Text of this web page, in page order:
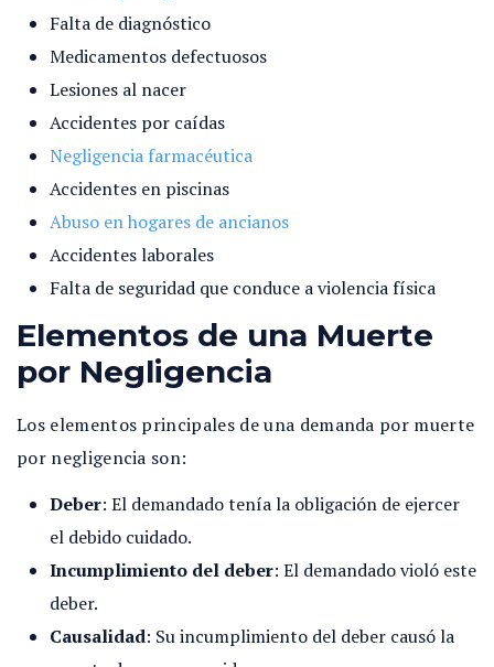
Falta de diagnóstico
Medicamentos defectuosos
Lesiones al nacer
Accidentes por caídas
Negligencia farmacéutica
Accidentes en piscinas
Abuso en hogares de ancianos
Accidentes laborales
Falta de seguridad que conduce a violencia física
Elementos de una Muerte
por Negligencia
Los elementos principales de una demanda por muerte
por negligencia son:
Deber: El demandado tenía la obligación de ejercer
el debido cuidado.
Incumplimiento del deber: El demandado violó este
deber.
Causalidad: Su incumplimiento del deber causó la